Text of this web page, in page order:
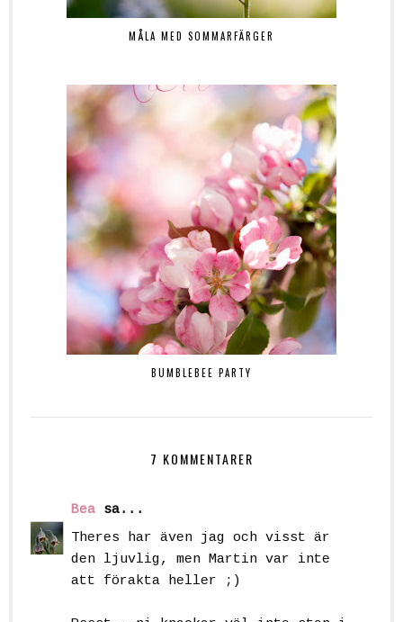
MÅLA MED SOMMARFÄRGER
BUMBLEBEE PARTY
7 KOMMENTARER
Bea sa...
Theres har även jag och visst är
den ljuvlig, men Martin var inte
att förakta heller ;)